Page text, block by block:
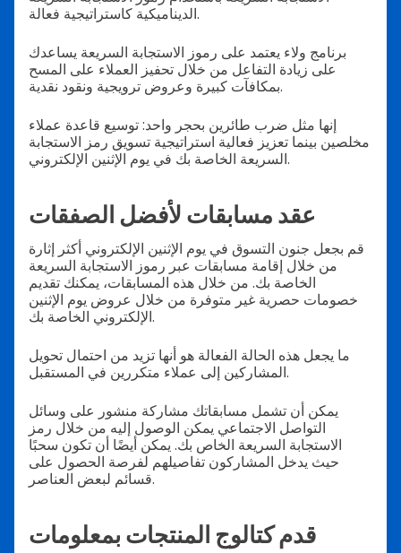
الديناميكية كاستراتيجية فعالة.
برنامج ولاء يعتمد على رموز الاستجابة السريعة يساعدك
على زيادة التفاعل من خلال تحفيز العملاء على المسح
بمكافآت كبيرة وعروض ترويجية ونقود نقدية.
إنها مثل ضرب طائرين بحجر واحد: توسيع قاعدة عملاء
مخلصين بينما تعزيز فعالية استراتيجية تسويق رمز الاستجابة
السريعة الخاصة بك في يوم الإثنين الإلكتروني.
عقد مسابقات لأفضل الصفقات
قم بجعل جنون التسوق في يوم الإثنين الإلكتروني أكثر إثارة
من خلال إقامة مسابقات عبر رموز الاستجابة السريعة
الخاصة بك. من خلال هذه المسابقات، يمكنك تقديم
خصومات حصرية غير متوفرة من خلال عروض يوم الإثنين
الإلكتروني الخاصة بك.
ما يجعل هذه الحالة الفعالة هو أنها تزيد من احتمال تحويل
المشاركين إلى عملاء متكررين في المستقبل.
يمكن أن تشمل مسابقاتك مشاركة منشور على وسائل
التواصل الاجتماعي يمكن الوصول إليه من خلال رمز
الاستجابة السريعة الخاص بك. يمكن أيضًا أن تكون سحبًا
حيث يدخل المشاركون تفاصيلهم لفرصة الحصول على
قسائم لبعض العناصر.
قدم كتالوج المنتجات بمعلومات